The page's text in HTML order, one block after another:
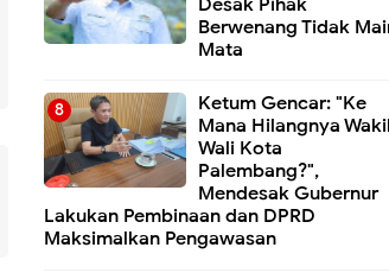
Berwenang Tidak
Mata
Ketum Gencar: "Ke
Mana Hilangnya Wakil
Wali Kota
Palembang?",
Mendesak Gubernur
Lakukan Pembinaan dan DPRD
Maksimalkan Pengawasan